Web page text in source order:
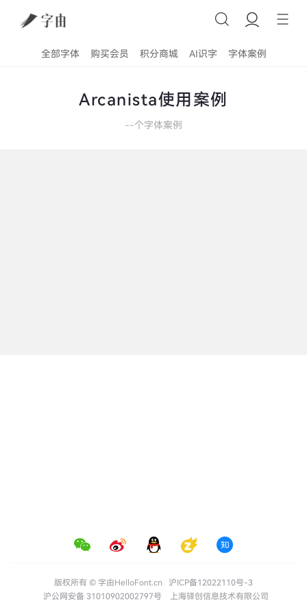
全部字体 购买会员 积分商城 AI识字 字体案例
Arcanista使用案例
--个字体案例
版权所有 © 字由HelloFont.cn
沪ICP备12022110号-3
沪公网安备 31010902002797号
上海驿创信息技术有限公司